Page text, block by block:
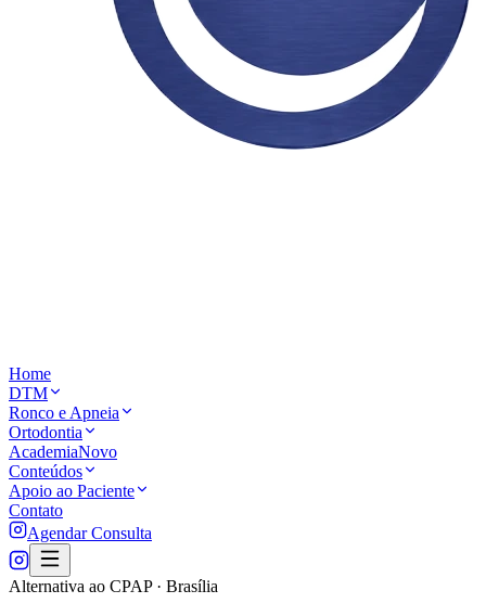
Home
DTM
Ronco e Apneia
Ortodontia
AcademiaNovo
Conteúdos
Apoio ao Paciente
Contato
Agendar Consulta
Alternativa ao CPAP · Brasília